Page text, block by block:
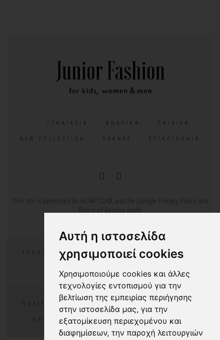
Αυτή η ιστοσελίδα
χρησιμοποιεί cookies
Χρησιμοποιούμε cookies και άλλες
τεχνολογίες εντοπισμού για την
βελτίωση της εμπειρίας περιήγησης
στην ιστοσελίδα μας, για την
εξατομίκευση περιεχομένου και
διαφημίσεων, την παροχή λειτουργιών
ΓΥΝΑΙΚΕΊΑ ΑΝΔΡΙΚΆ ΠΑΙΔΙΚΆ
NEW COLLECTION BRANDS ΕΠΙΚΟΙΝΩΝΊΑ
ΤΡΌΠΟΙ ΠΛΗΡΩΜΉΣ ΕΠΙΣΤΡΟΦΈΣ/ΑΛΛΑΓΕΣ
ΠΟΛΙΤΙΚΉ ΑΠΟΡΡΉΤΟΥ ΠΟΛΙΤΙΚΉ COOKIES
ΌΡΟΙ ΧΡΉΣΗΣ COOKIES PREFERENCES